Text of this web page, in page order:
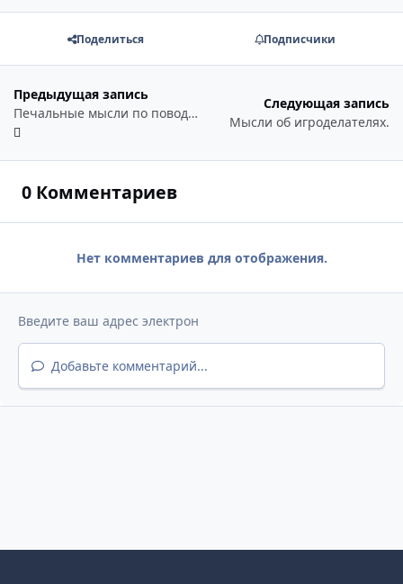
Поделиться Подписчики
Предыдущая запись
Печальные мысли по поводу кодек паков
Следующая запись
Мысли об игроделателях.
0 Комментариев
Нет комментариев для отображения.
Добавьте комментарий...